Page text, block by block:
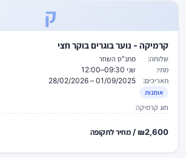
ק
קרמיקה - נוער בוגרים בוקר חצי
שלוחה:
מתנ"ס השחר
מתי:
שני 09:30–12:00
תאריכים:
01/09/2025 – 28/02/2026
אומנות
חוג קרמיקה
₪2,600 / מחיר לתקופה